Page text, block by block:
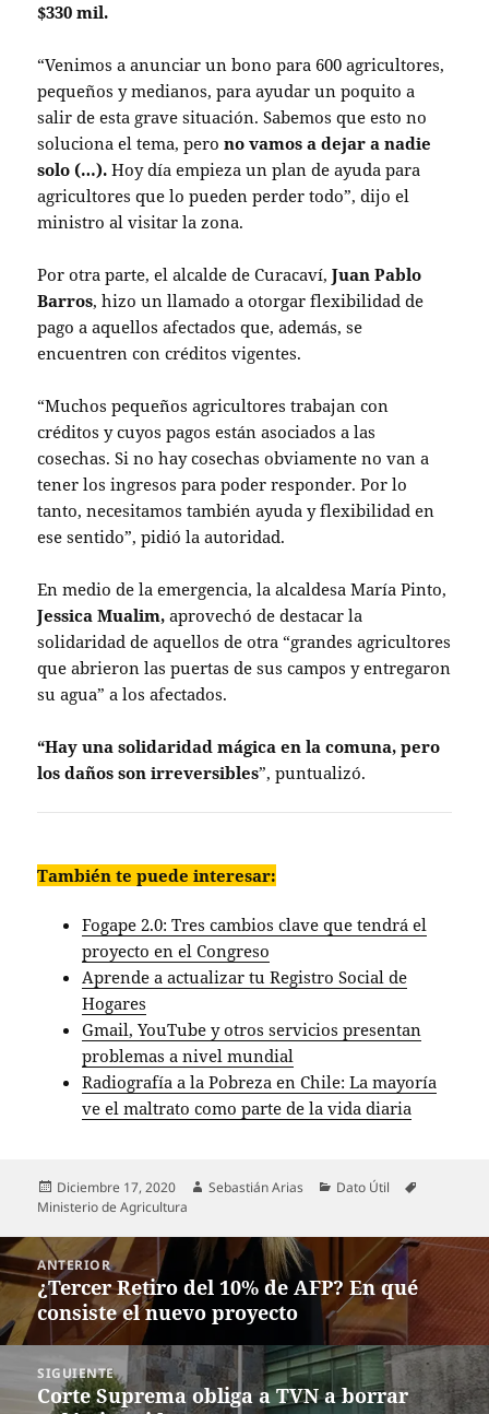
$330 mil.
“Venimos a anunciar un bono para 600 agricultores,
pequeños y medianos, para ayudar un poquito a
salir de esta grave situación. Sabemos que esto no
soluciona el tema, perono vamos a dejar a nadie
solo (…).Hoy día empieza un plan de ayuda para
agricultores que lo pueden perder todo”, dijo el
ministro al visitar la zona.
Por otra parte, el alcalde de Curacaví,Juan Pablo
Barros, hizo un llamado a otorgar flexibilidad de
pago a aquellos afectados que, además, se
encuentren con créditos vigentes.
“Muchos pequeños agricultores trabajan con
créditos y cuyos pagos están asociados a las
cosechas. Si no hay cosechas obviamente no van a
tener los ingresos para poder responder. Por lo
tanto, necesitamos también ayuda y flexibilidad en
ese sentido”, pidió la autoridad.
En medio de la emergencia, la alcaldesa María Pinto,
Jessica Mualim, aprovechó de destacar la
solidaridad de aquellos de otra “grandes agricultores
que abrieron las puertas de sus campos y entregaron
su agua” a los afectados.
“Hay una solidaridad mágica en la comuna, pero
los daños son irreversibles”, puntualizó.
También te puede interesar:
Fogape 2.0: Tres cambios clave que tendrá el
proyecto en el Congreso
Aprende a actualizar tu Registro Social de
Hogares
Gmail, YouTube y otros servicios presentan
problemas a nivel mundial
Radiografía a la Pobreza en Chile: La mayoría
ve el maltrato como parte de la vida diaria
Publicado
el
Diciembre 17, 2020 Autor
Sebastián Arias Categorías
Dato Útil
Ministerio de Agricultura
Navegación
de
entradas
ANTERIOR
Entrada
anterior:
¿Tercer Retiro del 10% de AFP? En qué
consiste el nuevo proyecto
SIGUIENTE
Entrada
Corte Suprema obliga a TVN a borrar